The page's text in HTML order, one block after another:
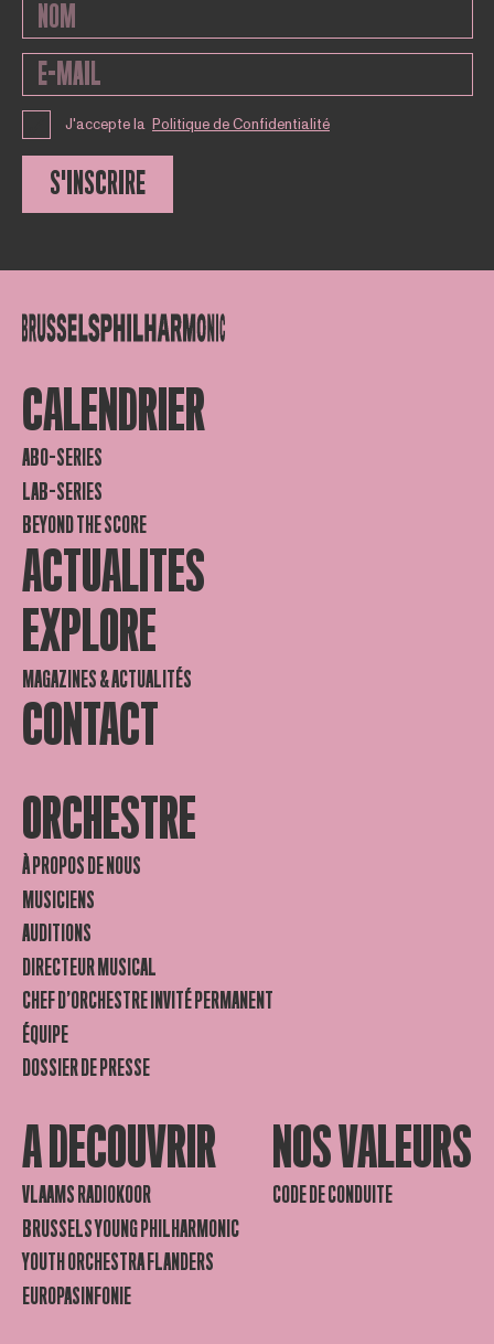
J'accepte la Politique de Confidentialité
S'INSCRIRE
CALENDRIER
ABO-SERIES
LAB-SERIES
BEYOND THE SCORE
ACTUALITES
EXPLORE
MAGAZINES & ACTUALITÉS
CONTACT
ORCHESTRE
À PROPOS DE NOUS
MUSICIENS
AUDITIONS
DIRECTEUR MUSICAL
CHEF D’ORCHESTRE INVITÉ PERMANENT
ÉQUIPE
DOSSIER DE PRESSE
A DECOUVRIR
VLAAMS RADIOKOOR
BRUSSELS YOUNG PHILHARMONIC
YOUTH ORCHESTRA FLANDERS
EUROPASINFONIE
NOS VALEURS
CODE DE CONDUITE